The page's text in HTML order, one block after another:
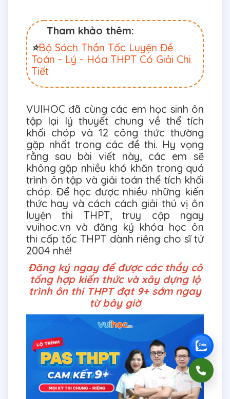
Tham khảo thêm:
⭐Bộ Sách Thần Tốc Luyện Đề
Toán - Lý - Hóa THPT Có Giải Chi
Tiết
VUIHOC đã cùng các em học sinh ôn
tập lại lý thuyết chung về thể tích
khối chóp và 12 công thức thường
gặp nhất trong các đề thi. Hy vọng
rằng sau bài viết này, các em sẽ
không gặp nhiều khó khăn trong quá
trình ôn tập và giải toán thể tích khối
chóp. Để học được nhiều những kiến
thức hay và cách cách giải thú vị ôn
luyện thi THPT, truy cập ngay
vuihoc.vn và đăng ký khóa học ôn
thi cấp tốc THPT dành riêng cho sĩ tử
2004 nhé!
Đăng ký ngay để được các thầy cô
tổng hợp kiến thức và xây dựng lộ
trình ôn thi THPT đạt 9+ sớm ngay
từ bây giờ